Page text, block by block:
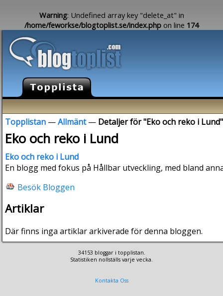
Warning: Undefined array key "delete_at" in
/home/feworkse/blogtoplist.se/index.php on line 174
Topplistan —Allmänt— Detaljer för "Eko och reko i Lund"
Eko och reko i Lund
Eko och reko i Lund
En blogg med fokus på Hållbar utveckling, med bland
Besök Bloggen
Artiklar
Där finns inga artiklar arkiverade för denna bloggen.
34153 bloggar i topplistan.
Statistiken nollställs varje vecka.
Kontakta Oss